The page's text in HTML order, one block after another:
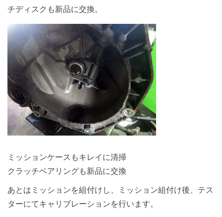
チディスクも新品に交換。
ミッションケースもキレイに清掃
クラッチベアリングも新品に交換
あとはミッションを組付けし、ミッション組付け後、テス
ターにてキャリブレーションを行います。